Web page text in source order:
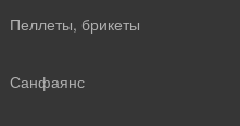
Пеллеты, брикеты
Санфаянс